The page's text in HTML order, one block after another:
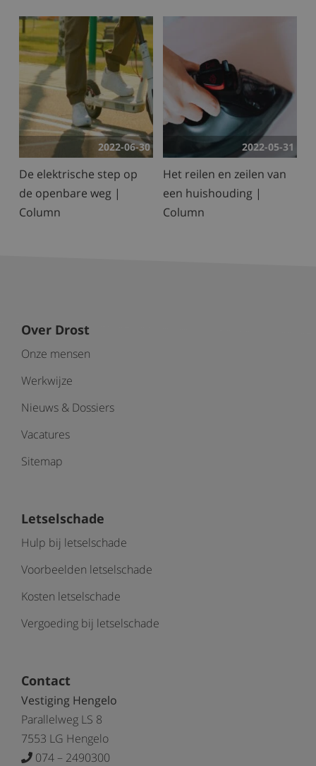
2022-06-30
De elektrische step op
de openbare weg |
Column
2022-05-31
Het reilen en zeilen van
een huishouding |
Column
Over Drost
Onze mensen
Werkwijze
Nieuws & Dossiers
Vacatures
Sitemap
Letselschade
Hulp bij letselschade
Voorbeelden letselschade
Kosten letselschade
Vergoeding bij letselschade
Contact
Vestiging Hengelo
Parallelweg LS 8
7553 LG Hengelo
074 – 2490300